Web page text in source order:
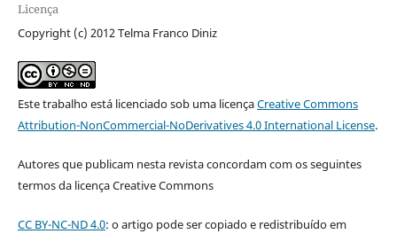
Licença
Copyright (c) 2012 Telma Franco Diniz
Este trabalho está licenciado sob uma licençaCreative Commons
Attribution-NonCommercial-NoDerivatives 4.0 International License.
Autores que publicam nesta revista concordam com os seguintes
termos da licença Creative Commons
CC BY-NC-ND 4.0: o artigo pode ser copiado e redistribuído em